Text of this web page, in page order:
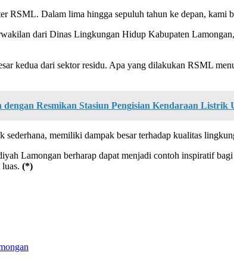
RSML. Dalam lima hingga sepuluh tahun ke depan, kami
dari Dinas Lingkungan Hidup Kabupaten
kedua dari sektor residu. Apa yang dilakukan RSML
Resmikan Stasiun Pengisian Kendaraan Listrik
memiliki dampak besar terhadap kualitas
Lamongan berharap dapat menjadi contoh inspiratif
(*)